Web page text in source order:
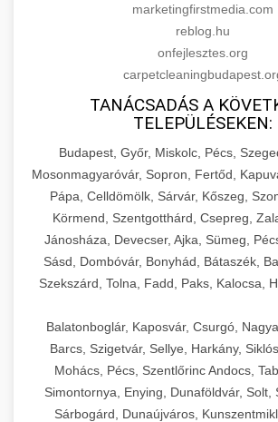
marketingfirstmedia.com
reblog.hu
onfejlesztes.org
TANÁCSADÁS A
TELEPÜLÉSEKEN:
Budapest, Győr, Miskolc, Pécs,
Mosonmagyaróvár, Sopron, Fertőd,
Pápa, Celldömölk, Sárvár, Kőszeg,
Körmend, Szentgotthárd, Csepreg,
Jánosháza, Devecser, Ajka, Sümeg,
Sásd, Dombóvár, Bonyhád, Bátaszék,
Szekszárd, Tolna, Fadd, Paks, Kalocsa,
Balatonboglár, Kaposvár, Csurgó,
Barcs, Szigetvár, Sellye, Harkány,
Mohács, Pécs, Szentlőrinc Andocs,
Simontornya, Enying, Dunaföldvár, Solt,
Sárbogárd, Dunaújváros,